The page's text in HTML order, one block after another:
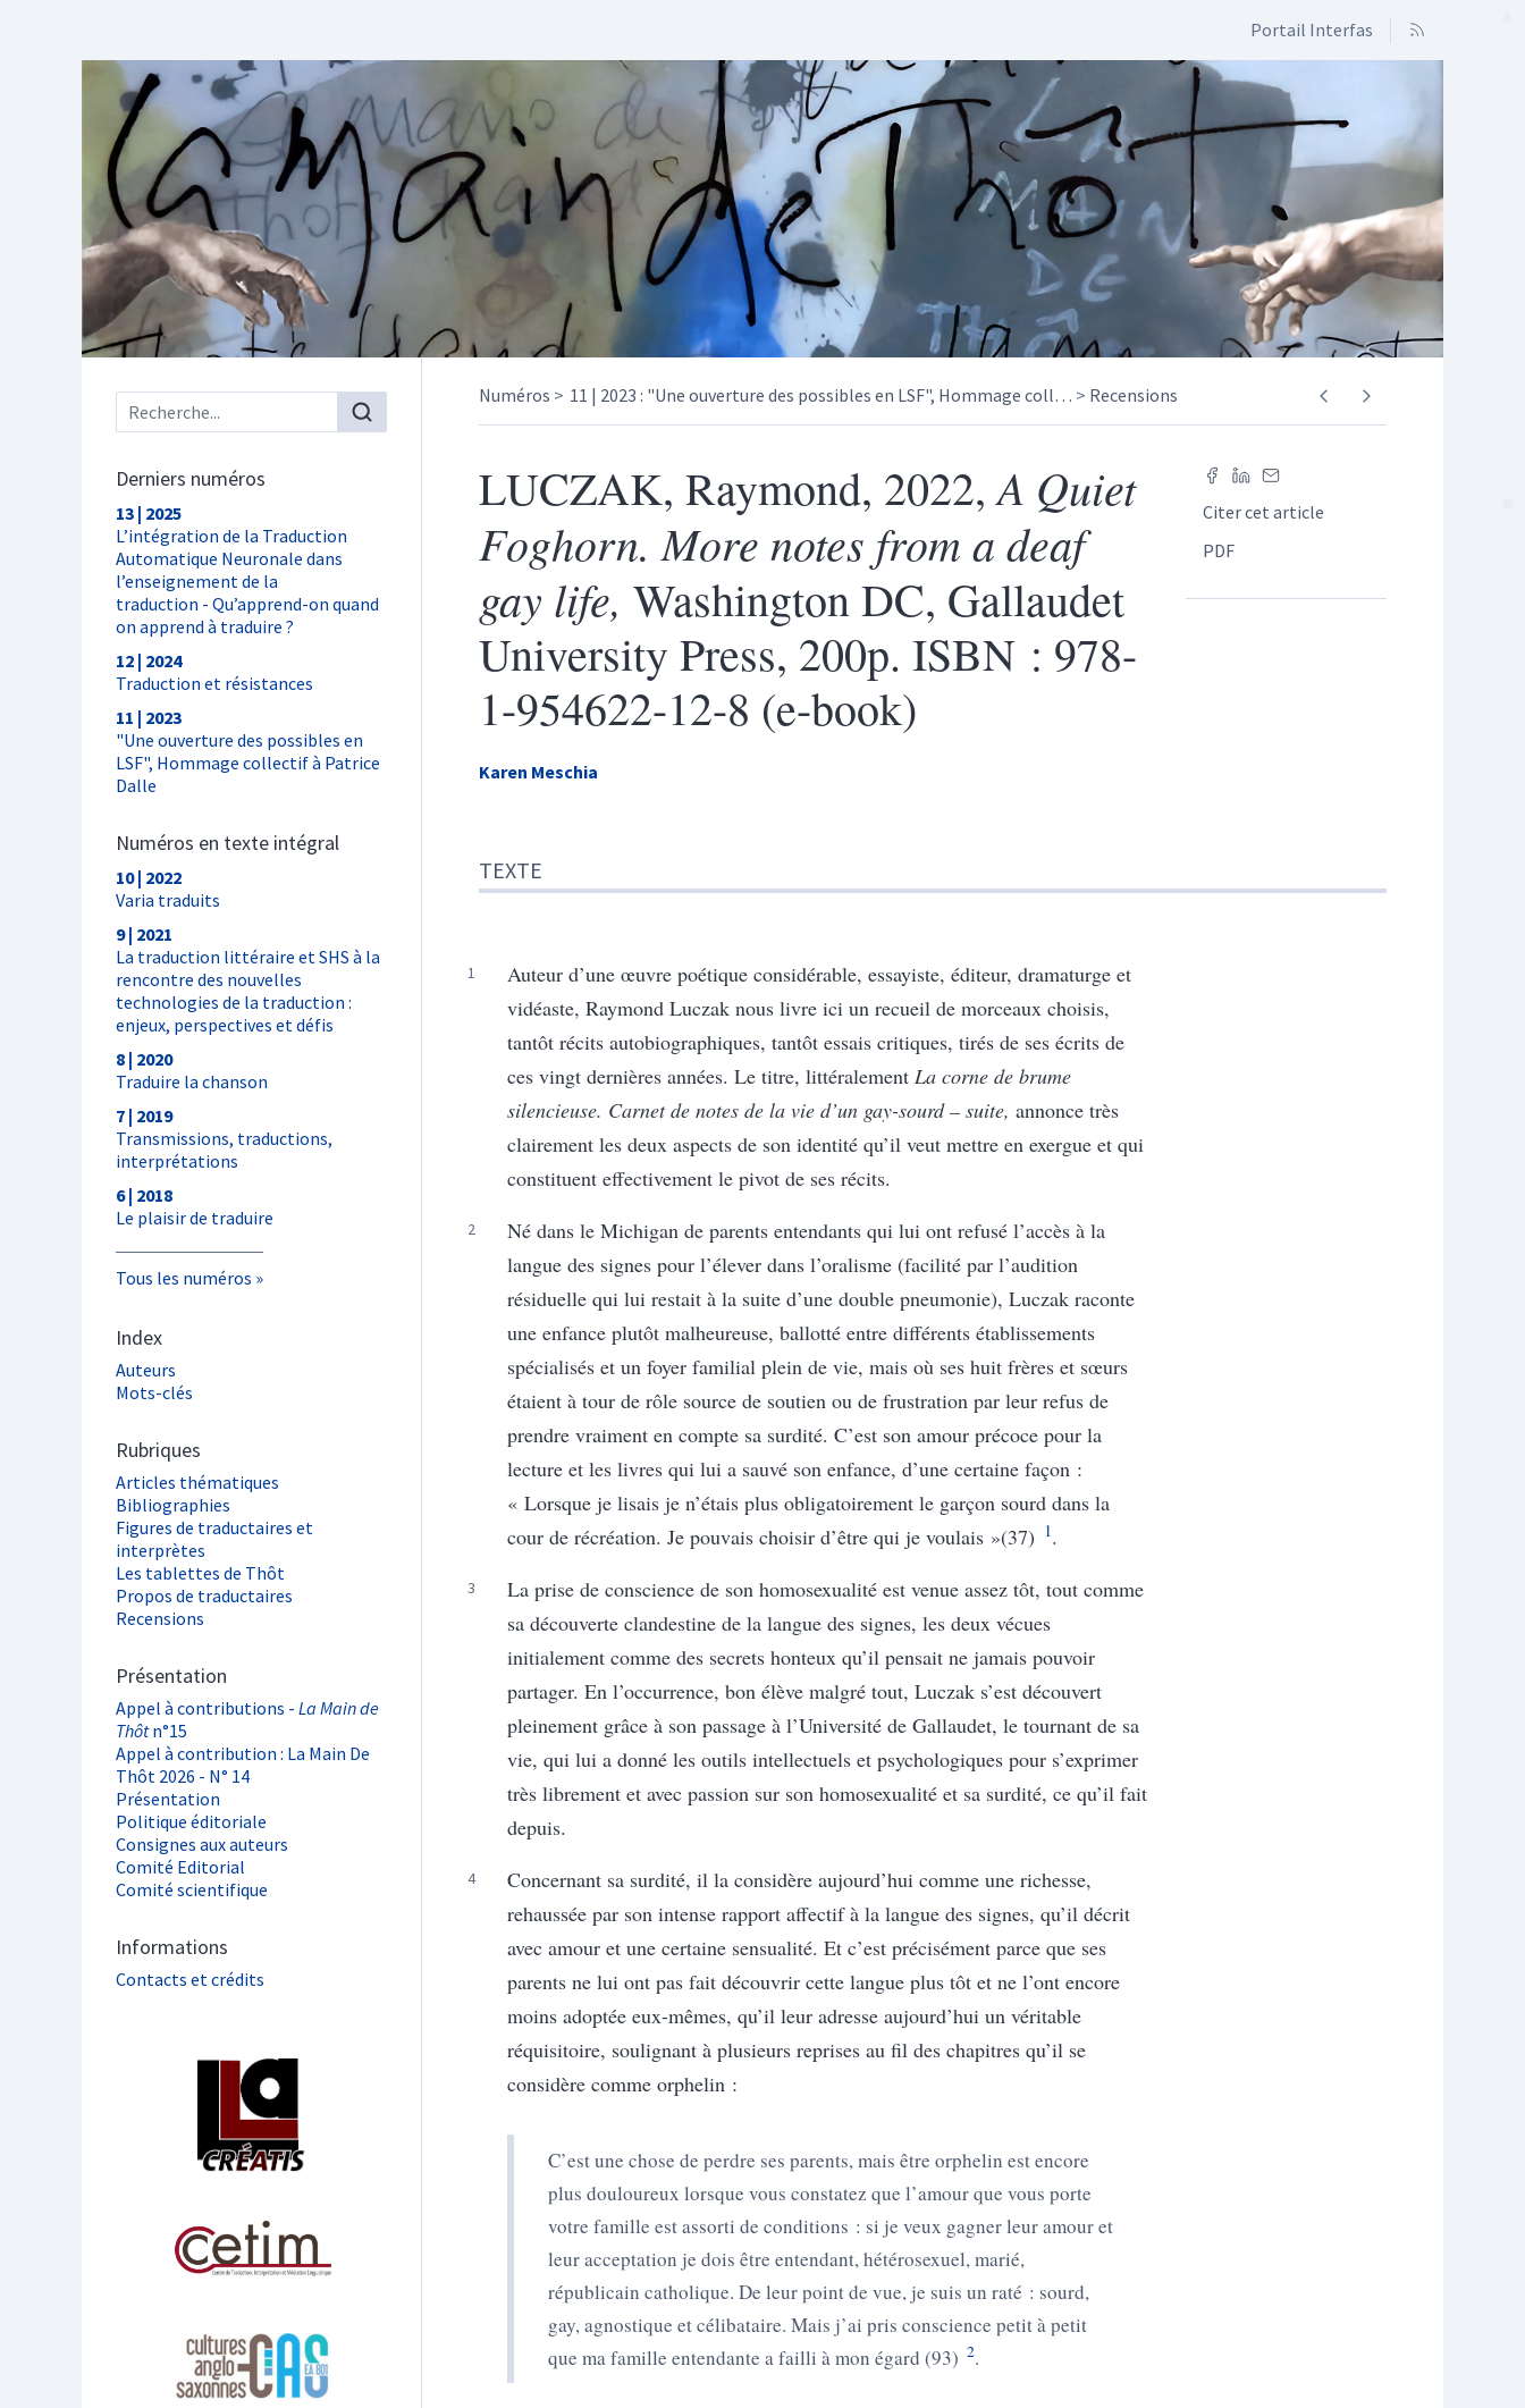
Portail Interfas
Menu principal
Derniers numéros
13 | 2025
L’intégration de la Traduction
Automatique Neuronale dans
l’enseignement de la
traduction - Qu’apprend-on quand
on apprend à traduire ?
12 | 2024
Traduction et résistances
11 | 2023
"Une ouverture des possibles en
LSF", Hommage collectif à Patrice
Dalle
Numéros en texte intégral
10 | 2022
Varia traduits
9 | 2021
La traduction littéraire et SHS à la
rencontre des nouvelles
technologies de la traduction :
enjeux, perspectives et défis
8 | 2020
Traduire la chanson
7 | 2019
Transmissions, traductions,
interprétations
6 | 2018
Le plaisir de traduire
Tous les numéros
Index
Auteurs
Mots-clés
Rubriques
Articles thématiques
Bibliographies
Figures de traductaires et
interprètes
Les tablettes de Thôt
Propos de traductaires
Recensions
Présentation
Appel à contributions - La Main de
Thôtn°15
Appel à contribution : La Main De
Thôt 2026 - N° 14
Présentation
Politique éditoriale
Consignes aux auteurs
Comité Editorial
Comité scientifique
Informations
Contacts et crédits
Affiliations/partenaires
Numéros 11 | 2023 : "Une ouverture des possibles en LSF", Hommage coll… Recensions
Citer cet article
PDF
LUCZAK, Raymond, 2022,A Quiet
Foghorn. More notes from a deaf
gay life, Washington DC, Gallaudet
University Press, 200p. ISBN : 978-
1-954622-12-8 (e-book)
Karen Meschia
Note de fin
Citer cet article
TEXTE
Auteur d’une œuvre poétique considérable, essayiste, éditeur, dramaturge et
vidéaste, Raymond Luczak nous livre ici un recueil de morceaux choisis,
tantôt récits autobiographiques, tantôt essais critiques, tirés de ses écrits de
ces vingt dernières années. Le titre, littéralement La corne de brume
silencieuse. Carnet de notes de la vie d’un gay-sourd – suite, annonce très
clairement les deux aspects de son identité qu’il veut mettre en exergue et qui
constituent effectivement le pivot de ses récits.
Né dans le Michigan de parents entendants qui lui ont refusé l’accès à la
langue des signes pour l’élever dans l’oralisme (facilité par l’audition
résiduelle qui lui restait à la suite d’une double pneumonie), Luczak raconte
une enfance plutôt malheureuse, ballotté entre différents établissements
spécialisés et un foyer familial plein de vie, mais où ses huit frères et sœurs
étaient à tour de rôle source de soutien ou de frustration par leur refus de
prendre vraiment en compte sa surdité. C’est son amour précoce pour la
lecture et les livres qui lui a sauvé son enfance, d’une certaine façon :
« Lorsque je lisais je n’étais plus obligatoirement le garçon sourd dans la
cour de récréation. Je pouvais choisir d’être qui je voulais »(37) 1.
La prise de conscience de son homosexualité est venue assez tôt, tout comme
sa découverte clandestine de la langue des signes, les deux vécues
initialement comme des secrets honteux qu’il pensait ne jamais pouvoir
partager. En l’occurrence, bon élève malgré tout, Luczak s’est découvert
pleinement grâce à son passage à l’Université de Gallaudet, le tournant de sa
vie, qui lui a donné les outils intellectuels et psychologiques pour s’exprimer
très librement et avec passion sur son homosexualité et sa surdité, ce qu’il fait
depuis.
Concernant sa surdité, il la considère aujourd’hui comme une richesse,
rehaussée par son intense rapport affectifà la langue des signes, qu’il décrit
avec amour et une certaine sensualité. Et c’est précisément parce que ses
parents ne lui ont pas fait découvrir cette langue plus tôt et ne l’ont encore
moins adoptée eux-mêmes, qu’il leur adresse aujourd’hui un véritable
réquisitoire, soulignant à plusieurs reprises au fil des chapitres qu’il se
considère comme orphelin :
C’est une chose de perdre ses parents, mais être orphelin est encore
plus douloureux lorsque vous constatez que l’amour que vous porte
votre famille est assorti de conditions : si je veux gagner leur amour et
leur acceptation je dois être entendant, hétérosexuel, marié,
républicain catholique. De leur point de vue, je suis un raté : sourd,
gay, agnostique et célibataire. Mais j’ai pris conscience petit à petit
que ma famille entendante a failli à mon égard (93) 2.